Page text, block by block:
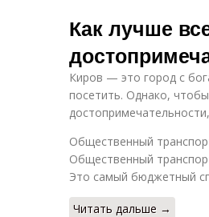
Как лучше
Киров — это город с
посетить. Однако,
Общественный
Общественный
Это самый бюджетный
Читать дальше →